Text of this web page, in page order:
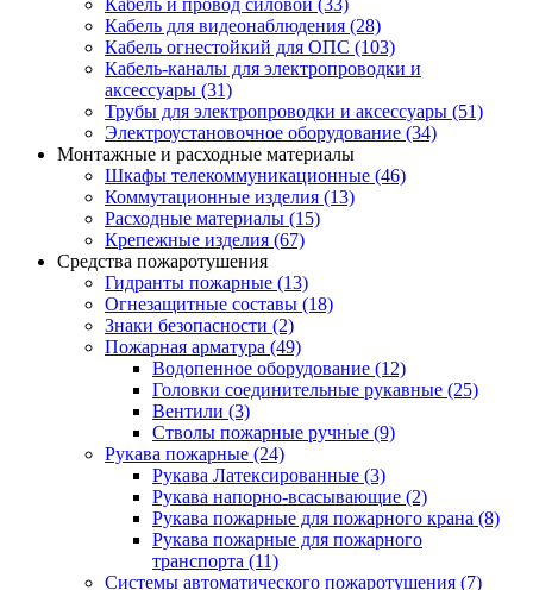
Кабель и провод силовой (33)
Кабель для видеонаблюдения (28)
Кабель огнестойкий для ОПС (103)
Кабель-каналы для электропроводки и
аксессуары (31)
Трубы для электропроводки и аксессуары (51)
Электроустановочное оборудование (34)
Монтажные и расходные материалы
Шкафы телекоммуникационные (46)
Коммутационные изделия (13)
Расходные материалы (15)
Крепежные изделия (67)
Средства пожаротушения
Гидранты пожарные (13)
Огнезащитные составы (18)
Знаки безопасности (2)
Пожарная арматура (49)
Водопенное оборудование (12)
Головки соединительные рукавные (25)
Вентили (3)
Стволы пожарные ручные (9)
Рукава пожарные (24)
Рукава Латексированные (3)
Рукава напорно-всасывающие (2)
Рукава пожарные для пожарного крана (8)
Рукава пожарные для пожарного
транспорта (11)
Системы автоматического пожаротушения (7)